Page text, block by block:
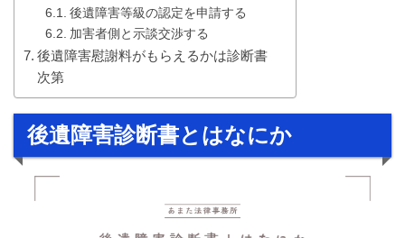
後遺障害等級の認定を申請する
加害者側と示談交渉する
後遺障害慰謝料がもらえるかは診断書
次第
後遺障害診断書とはなにか